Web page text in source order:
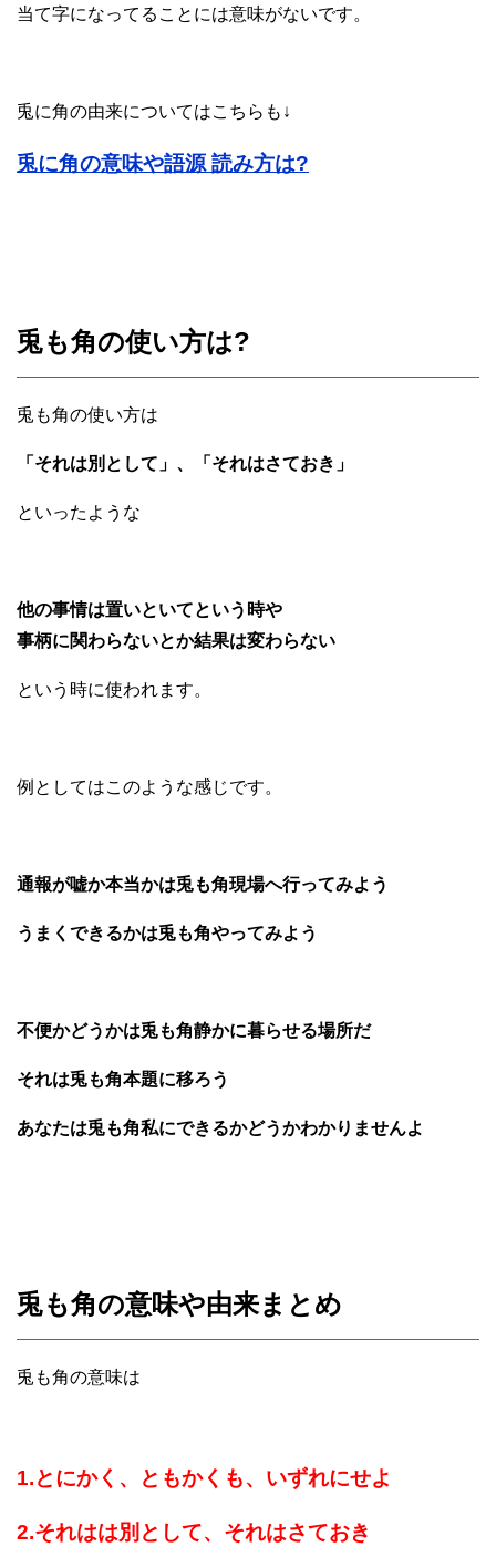
当て字になってることには意味がないです。
兎に角の由来についてはこちらも↓
兎に角の意味や語源 読み方は?
兎も角の使い方は?
兎も角の使い方は
「それは別として」、「それはさておき」
といったような
他の事情は置いといてという時や
事柄に関わらないとか結果は変わらない
という時に使われます。
例としてはこのような感じです。
通報が嘘か本当かは兎も角現場へ行ってみよう
うまくできるかは兎も角やってみよう
不便かどうかは兎も角静かに暮らせる場所だ
それは兎も角本題に移ろう
あなたは兎も角私にできるかどうかわかりませんよ
兎も角の意味や由来まとめ
兎も角の意味は
1.とにかく、ともかくも、いずれにせよ
2.それはは別として、それはさておき